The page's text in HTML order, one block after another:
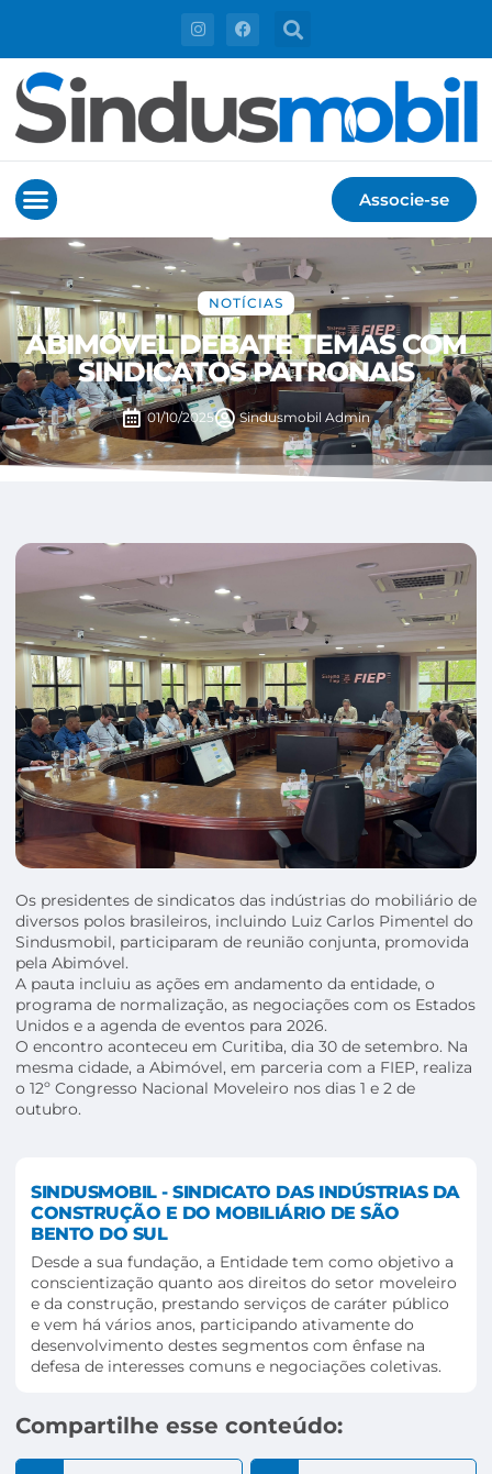
Associe-se
NOTÍCIAS
ABIMÓVEL DEBATE TEMAS COM
SINDICATOS PATRONAIS
01/10/2025 Sindusmobil Admin
Os presidentes de sindicatos das indústrias do mobiliário de
diversos polos brasileiros, incluindo Luiz Carlos Pimentel do
Sindusmobil, participaram de reunião conjunta, promovida
pela Abimóvel.
A pauta incluiu as ações em andamento da entidade, o
programa de normalização, as negociações com os Estados
Unidos e a agenda de eventos para 2026.
O encontro aconteceu em Curitiba, dia 30 de setembro. Na
mesma cidade, a Abimóvel, em parceria com a FIEP, realiza
o 12º Congresso Nacional Moveleiro nos dias 1 e 2 de
outubro.
SINDUSMOBIL - SINDICATO DAS INDÚSTRIAS DA
CONSTRUÇÃO E DO MOBILIÁRIO DE SÃO
BENTO DO SUL
Desde a sua fundação, a Entidade tem como objetivo a
conscientização quanto aos direitos do setor moveleiro
e da construção, prestando serviços de caráter público
e vem há vários anos, participando ativamente do
desenvolvimento destes segmentos com ênfase na
defesa de interesses comuns e negociações coletivas.
Compartilhe esse conteúdo: